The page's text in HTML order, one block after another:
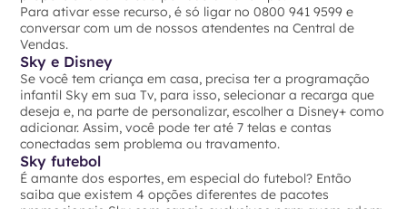
Para ativar esse recurso, é só ligar no 0800 941 9599 e
conversar com um de nossos atendentes na Central de
Vendas.
Sky e Disney
Se você tem criança em casa, precisa ter a programação
infantil Sky em sua Tv, para isso, selecionar a recarga que
deseja e, na parte de personalizar, escolher a Disney+ como
adicionar. Assim, você pode ter até 7 telas e contas
conectadas sem problema ou travamento.
Sky futebol
É amante dos esportes, em especial do futebol? Então
saiba que existem 4 opções diferentes de pacotes